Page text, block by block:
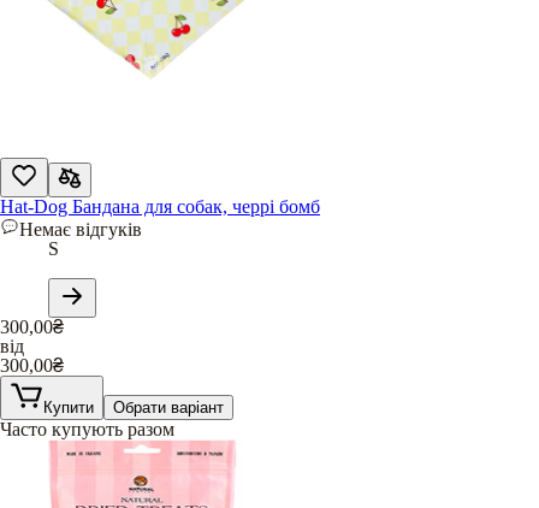
Hat-Dog Бандана для собак, черрі бомб
Немає відгуків
S
300,00₴
від
300,00₴
Купити Обрати варіант
Часто купують разом